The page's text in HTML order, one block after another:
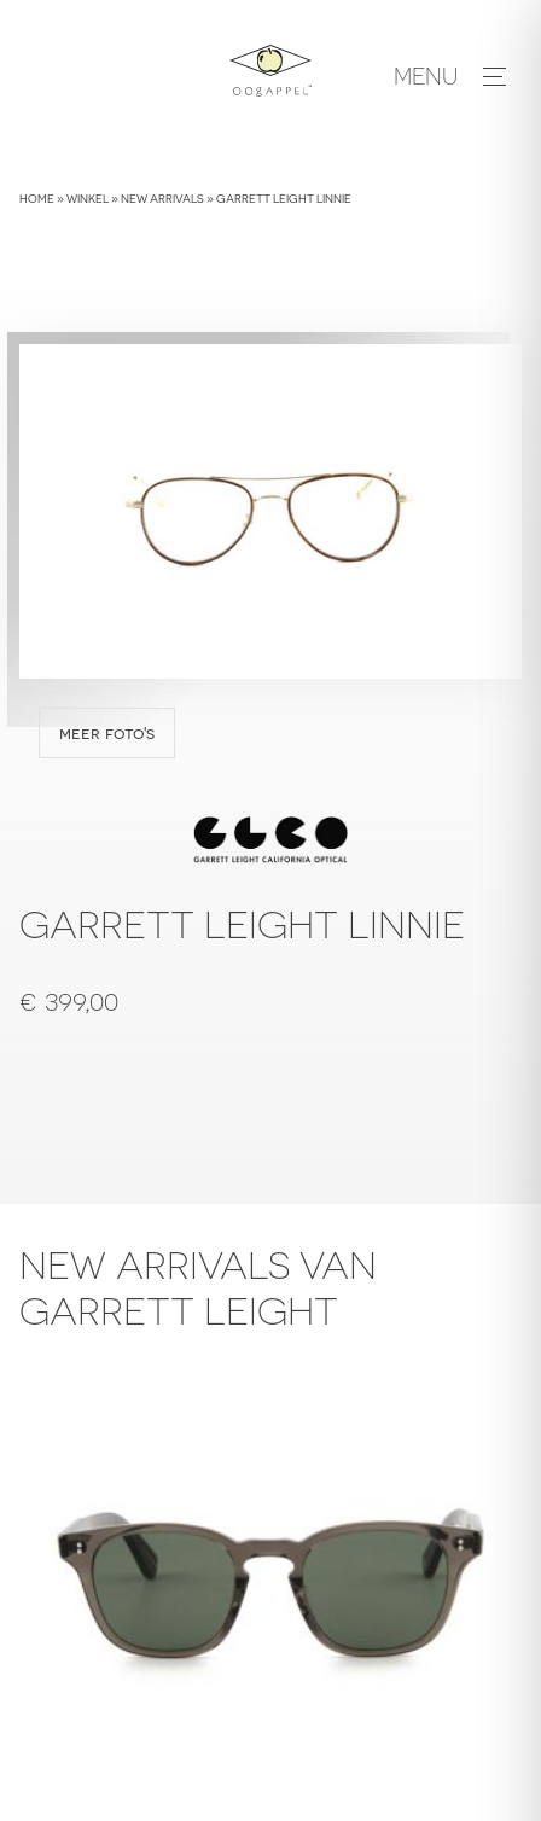
MENU
HOME»WINKEL »NEW ARRIVALS»GARRETT LEIGHT LINNIE
meer foto's
GARRETT LEIGHT LINNIE
€ 399,00
NEW ARRIVALS VAN
GARRETT LEIGHT